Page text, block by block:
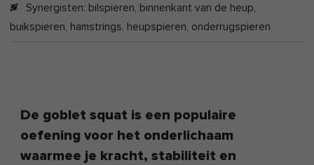
Synergisten: bilspieren, binnenkant van de heup,
buikspieren, hamstrings, heupspieren, onderrugspieren
De goblet squat is een populaire
oefening voor het onderlichaam
waarmee je kracht, stabiliteit en